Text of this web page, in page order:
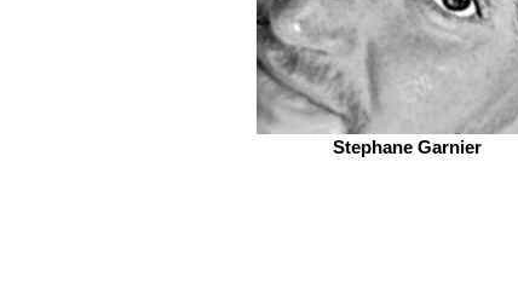
Stephane Garnier